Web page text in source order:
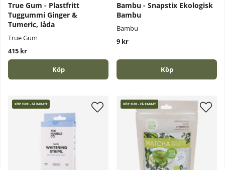
True Gum - Plastfritt
Tuggummi Ginger &
Tumeric, låda
True Gum
415 kr
Köp
Bambu - Snapstix Ekologisk
Bambu
Bambu
9 kr
Köp
KÖP FLER - FÅ RABATT KÖP FLER - FÅ RABATT